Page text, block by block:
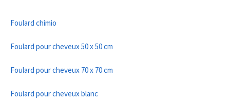
Foulard chimio
Foulard pour cheveux 50 x 50 cm
Foulard pour cheveux 70 x 70 cm
Foulard pour cheveux blanc